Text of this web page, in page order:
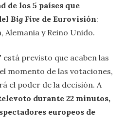
de los 5 países que
Big Five de Eurovisión:
Alemania y Reino Unido.
está previsto que acaben las
momento de las votaciones,
el poder de la decisión. A
durante 22 minutos,
europeos de